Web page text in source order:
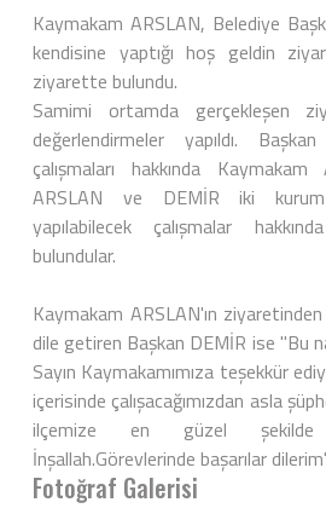
Kaymakam ARSLAN, Belediye
kendisine yaptığı hoş geldin
ziyarette bulundu.
Samimi ortamda gerçekleşen
değerlendirmeler yapıldı.
çalışmaları hakkında Kaymakam
ARSLAN ve DEMİR iki
yapılabilecek çalışmalar
bulundular.
Kaymakam ARSLAN'ın
dile getiren Başkan DEMİR ise "Bu
Sayın Kaymakamımıza teşekkür
içerisinde çalışacağımızdan asla
ilçemize en güzel şekilde
İnşallah.Görevlerinde başarılar
Fotoğraf Galerisi